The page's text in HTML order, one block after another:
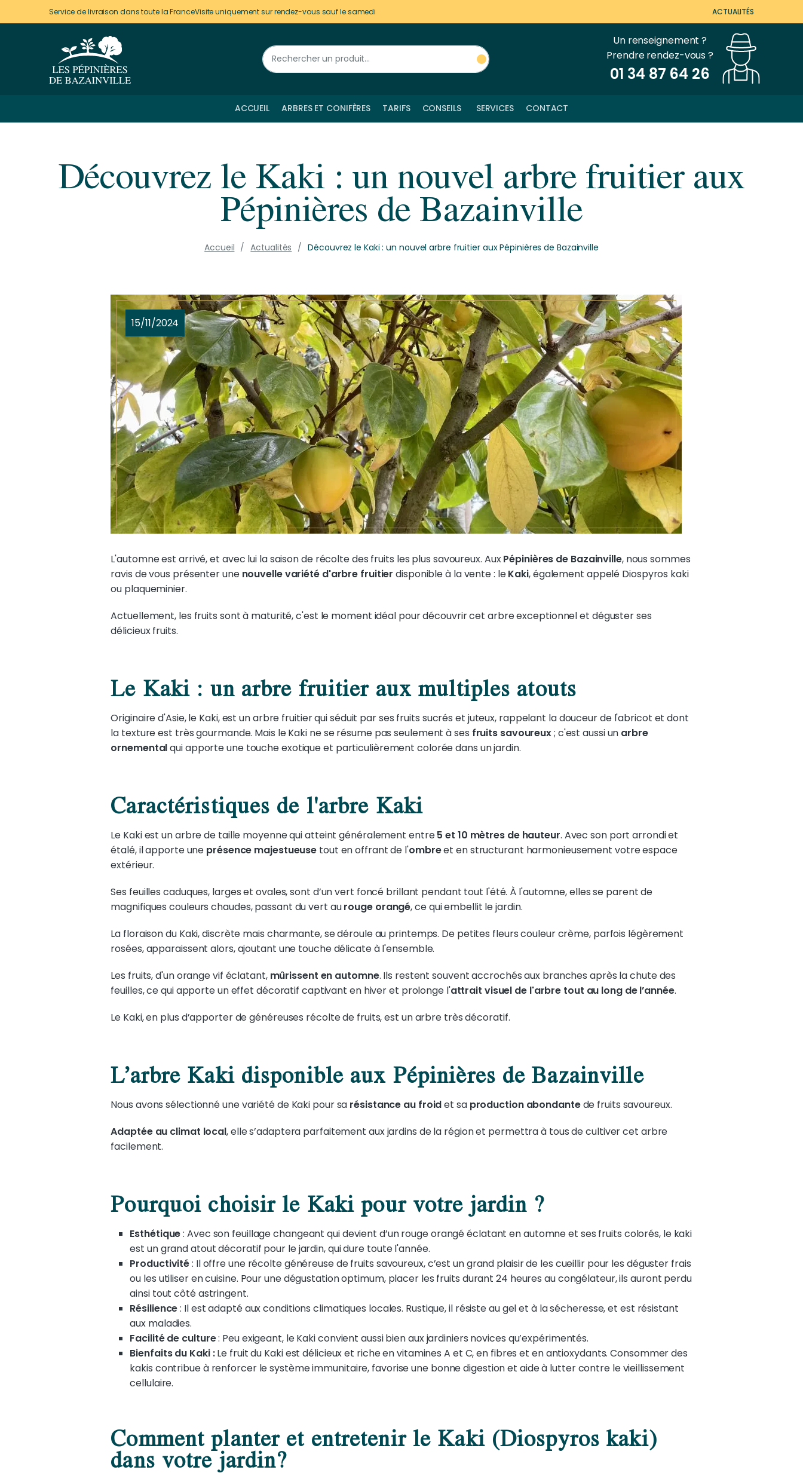
Service de livraison dans toute la FranceVisite uniquement sur rendez-vous sauf le samedi ACTUALITÉS
Un renseignement ?
Prendre rendez-vous ?
01 34 87 64 26
ACCUEIL ARBRES ET CONIFÈRES TARIFS CONSEILS SERVICES CONTACT
Découvrez le Kaki : un nouvel arbre fruitier aux
Pépinières de Bazainville
Accueil Actualités Découvrez le Kaki : un nouvel arbre fruitier aux Pépinières de Bazainville
15/11/2024
L'automne est arrivé, et avec lui la saison de récolte des fruits les plus savoureux. AuxPépinières de Bazainville, nous sommes
ravis de vous présenter une nouvelle variété d'arbre fruitier disponible à la vente : leKaki, également appelé Diospyros kaki
ou plaqueminier.
Actuellement, les fruits sont à maturité, c'est le moment idéal pour découvrir cet arbre exceptionnel et déguster ses
délicieux fruits.
Le Kaki : un arbre fruitier aux multiples atouts
Originaire d'Asie, le Kaki, est un arbre fruitier qui séduit par ses fruits sucrés et juteux, rappelant la douceur de l'abricot et dont
la texture est très gourmande. Mais le Kaki ne se résume pas seulement à ses fruits savoureux; c'est aussi un arbre
ornementalqui apporte une touche exotique et particulièrement colorée dans un jardin.
Caractéristiques de l'arbre Kaki
Le Kaki est un arbre de taille moyenne qui atteint généralement entre5 et 10 mètres de hauteur. Avec son port arrondi et
étalé, il apporte une présence majestueuse tout en offrant de l'ombreet en structurant harmonieusement votre espace
extérieur.
Ses feuilles caduques, larges et ovales, sont d’un vert foncé brillant pendant tout l'été. À l'automne, elles se parent de
magnifiques couleurs chaudes, passant du vert aurouge orangé, ce qui embellit le jardin.
La floraison du Kaki, discrète mais charmante, se déroule au printemps. De petites fleurs couleur crème, parfois légèrement
rosées, apparaissent alors, ajoutant une touche délicate à l'ensemble.
Les fruits, d'un orange vif éclatant, mûrissent en automne. Ils restent souvent accrochés aux branches après la chute des
feuilles, ce qui apporte un effet décoratif captivant en hiver et prolonge l'attrait visuel de l'arbre tout au long de l’année.
Le Kaki, en plus d’apporter de généreuses récolte de fruits, est un arbre très décoratif.
L’arbre Kaki disponible aux Pépinières de Bazainville
Nous avons sélectionné une variété de Kaki pour sa résistance au froidet sa production abondantede fruits savoureux.
Adaptée au climat local, elle s’adaptera parfaitement aux jardins de la région et permettra à tous de cultiver cet arbre
facilement.
Pourquoi choisir le Kaki pour votre jardin ?
Esthétique: Avec son feuillage changeant qui devient d’un rouge orangé éclatant en automne et ses fruits colorés, le kaki
est un grand atout décoratif pour le jardin, qui dure toute l'année.
Productivité: Il offre une récolte généreuse de fruits savoureux, c’est un grand plaisir de les cueillir pour les déguster frais
ou les utiliser en cuisine. Pour une dégustation optimum, placer les fruits durant 24 heures au congélateur, ils auront perdu
ainsi tout côté astringent.
Résilience: Il est adapté aux conditions climatiques locales. Rustique, il résiste au gel et à la sécheresse, et est résistant
aux maladies.
Facilité de culture: Peu exigeant, le Kaki convient aussi bien aux jardiniers novices qu’expérimentés.
Bienfaits du Kaki :Le fruit du Kaki est délicieux et riche en vitamines A et C, en fibres et en antioxydants. Consommer des
kakis contribue à renforcer le système immunitaire, favorise une bonne digestion et aide à lutter contre le vieillissement
cellulaire.
Comment planter et entretenir le Kaki (Diospyros kaki)
dans votre jardin?
Panneau de gestion des cookies